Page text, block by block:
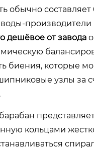
обычно составляет
дешёвое от завода
биения, которые
узлы за
кольцами